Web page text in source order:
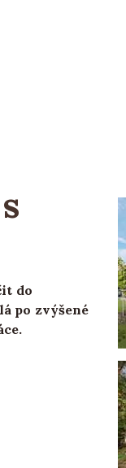
do
po zvýšené